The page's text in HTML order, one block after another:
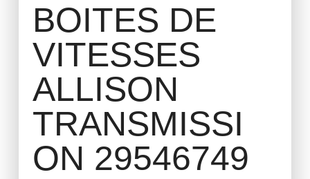
BOITES DE
VITESSES
ALLISON
TRANSMISSI
ON 29546749